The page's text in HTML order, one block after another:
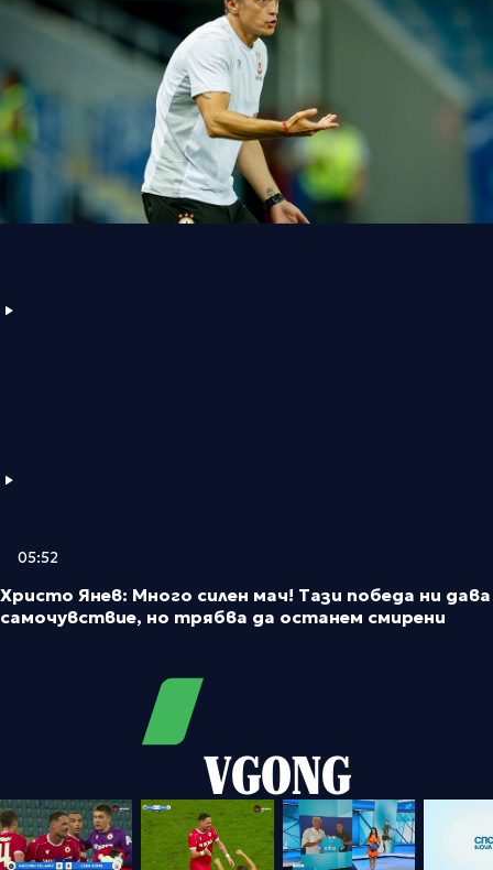
05:52
Христо Янев: Много силен мач! Тази победа ни дава
самочувствие, но трябва да останем смирени
VGONG